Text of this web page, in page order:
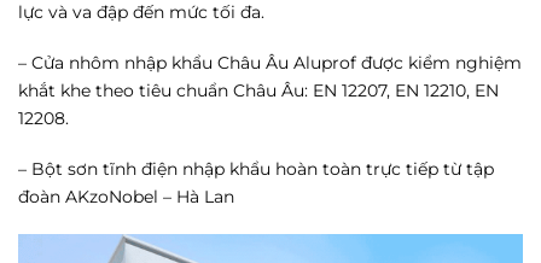
lực và va đập đến mức tối đa.
– Cửa nhôm nhập khẩu Châu Âu Aluprof được kiểm nghiệm
khắt khe theo tiêu chuẩn Châu Âu: EN 12207, EN 12210, EN
12208.
– Bột sơn tĩnh điện nhập khẩu hoàn toàn trực tiếp từ tập
đoàn AKzoNobel – Hà Lan